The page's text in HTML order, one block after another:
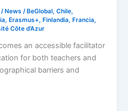
/ News / BeGlobal,Chile,
, Erasmus+, Finlandia, Francia,
Côte d’Azur
an accessible facilitator
for both teachers and
barriers and